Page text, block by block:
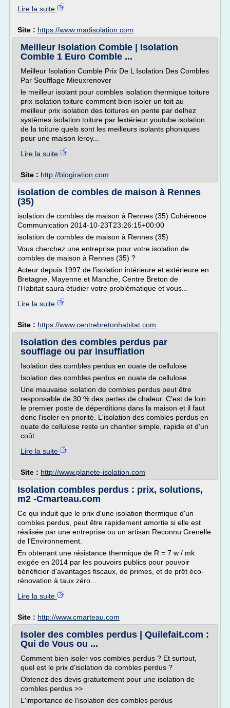
Lire la suite
Site : https://www.madisolation.com
Meilleur Isolation Comble | Isolation
Comble 1 Euro Comble ...
Meilleur Isolation Comble Prix De L Isolation Des Combles
Par Soufflage Mieuxrenover
le meilleur isolant pour combles isolation thermique toiture
prix isolation toiture comment bien isoler un toit au
meilleur prix isolation des toitures en pente par delhez
systèmes isolation toiture par lextérieur youtube isolation
de la toiture quels sont les meilleurs isolants phoniques
pour une maison leroy...
Lire la suite
Site : http://blogiration.com
isolation de combles de maison à Rennes
(35)
isolation de combles de maison à Rennes (35) Cohérence
Communication 2014-10-23T23:26:15+00:00
isolation de combles de maison à Rennes (35)
Vous cherchez une entreprise pour votre isolation de
combles de maison à Rennes (35) ?
Acteur depuis 1997 de l'isolation intérieure et extérieure en
Bretagne, Mayenne et Manche, Centre Breton de
l'Habitat saura étudier votre problématique et vous...
Lire la suite
Site : https://www.centrebretonhabitat.com
Isolation des combles perdus par
soufflage ou par insufflation
Isolation des combles perdus en ouate de cellulose
Isolation des combles perdus en ouate de cellulose
Une mauvaise isolation de combles perdus peut être
responsable de 30 % des pertes de chaleur. C'est de loin
le premier poste de déperditions dans la maison et il faut
donc l'isoler en priorité. L'isolation des combles perdus en
ouate de cellulose reste un chantier simple, rapide et d'un
coût...
Lire la suite
Site : http://www.planete-isolation.com
Isolation combles perdus : prix, solutions,
m2 -Cmarteau.com
Ce qui induit que le prix d'une isolation thermique d'un
combles perdus, peut être rapidement amortie si elle est
réalisée par une entreprise ou un artisan Reconnu Grenelle
de l'Environnement.
En obtenant une résistance thermique de R = 7 w / mk
exigée en 2014 par les pouvoirs publics pour pouvoir
bénéficier d'avantages fiscaux, de primes, et de prêt éco-
rénovation à taux zéro...
Lire la suite
Site : http://www.cmarteau.com
Isoler des combles perdus | Quilefait.com :
Qui de Vous ou ...
Comment bien isoler vos combles perdus ? Et surtout,
quel est le prix d'isolation de combles perdus ?
Obtenez des devis gratuitement pour une isolation de
combles perdus >>
L'importance de l'isolation des combles perdus